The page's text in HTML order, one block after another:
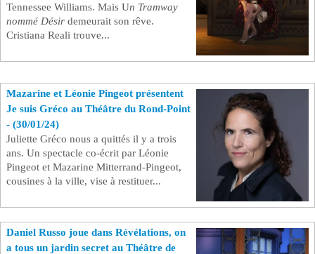
Tennessee Williams. Mais Un Tramway
nommé Désir demeurait son rêve.
Cristiana Reali trouve...
Mazarine et Léonie Pingeot présentent
Je suis Gréco au Théâtre du Rond-Point
- (30/01/24)
Juliette Gréco nous a quittés il y a trois
ans. Un spectacle co-écrit par Léonie
Pingeot et Mazarine Mitterrand-Pingeot,
cousines à la ville, vise à restituer...
Daniel Russo joue dans Révélations, on
a tous un jardin secret au Théâtre de